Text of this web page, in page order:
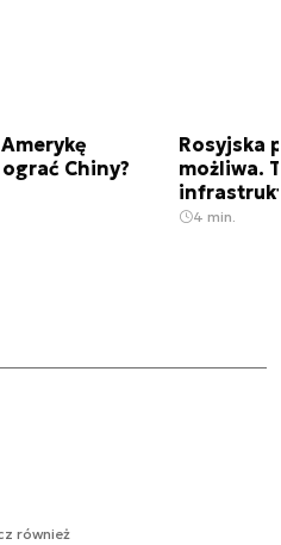
Chiny?
Rosyjska
możliwa.
4 min.
również